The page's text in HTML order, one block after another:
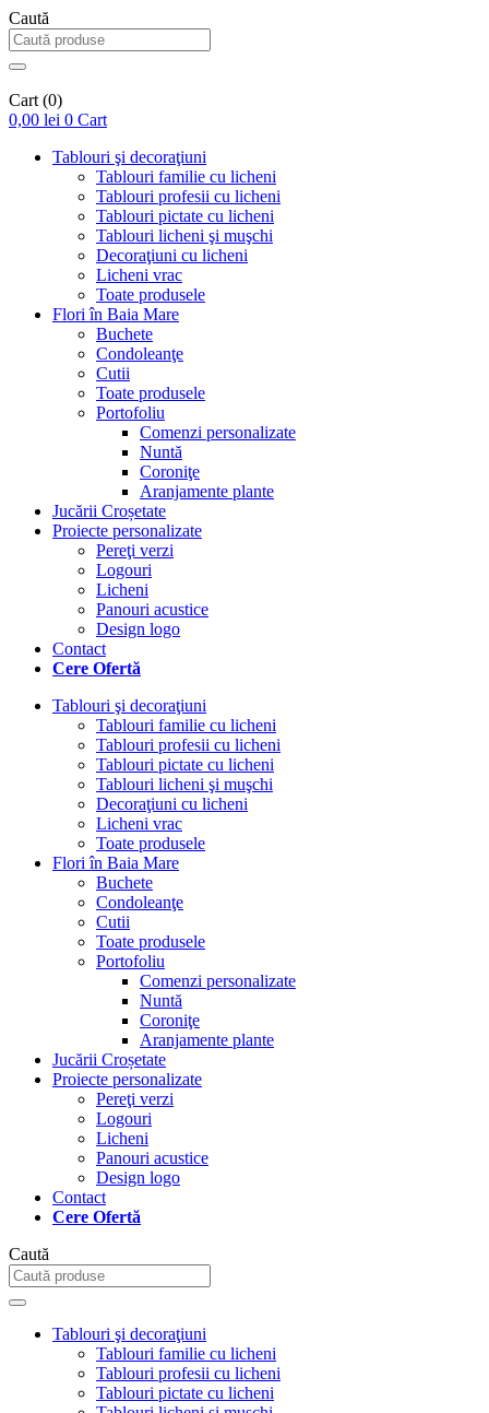
Caută
Cart (0)
0,00 lei 0 Cart
Tablouri şi decoraţiuni
Tablouri familie cu licheni
Tablouri profesii cu licheni
Tablouri pictate cu licheni
Tablouri licheni şi muşchi
Decoraţiuni cu licheni
Licheni vrac
Toate produsele
Flori în Baia Mare
Buchete
Condoleanţe
Cutii
Toate produsele
Portofoliu
Comenzi personalizate
Nuntă
Coroniţe
Aranjamente plante
Jucării Croșetate
Proiecte personalizate
Pereţi verzi
Logouri
Licheni
Panouri acustice
Design logo
Contact
Cere Ofertă
Tablouri şi decoraţiuni
Tablouri familie cu licheni
Tablouri profesii cu licheni
Tablouri pictate cu licheni
Tablouri licheni şi muşchi
Decoraţiuni cu licheni
Licheni vrac
Toate produsele
Flori în Baia Mare
Buchete
Condoleanţe
Cutii
Toate produsele
Portofoliu
Comenzi personalizate
Nuntă
Coroniţe
Aranjamente plante
Jucării Croșetate
Proiecte personalizate
Pereţi verzi
Logouri
Licheni
Panouri acustice
Design logo
Contact
Cere Ofertă
Caută
Tablouri şi decoraţiuni
Tablouri familie cu licheni
Tablouri profesii cu licheni
Tablouri pictate cu licheni